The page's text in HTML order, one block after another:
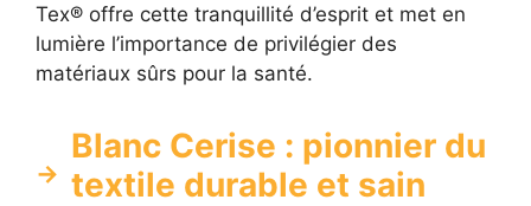
Tex® offre cette tranquillité d’esprit et met en
lumière l’importance de privilégier des
matériaux sûrs pour la santé.
Blanc Cerise : pionnier du
textile durable et sain